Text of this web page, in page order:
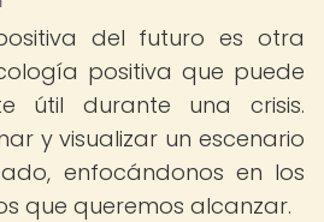
del futuro es otra
positiva que puede
útil durante una crisis.
y visualizar un escenario
enfocándonos en los
que queremos alcanzar.